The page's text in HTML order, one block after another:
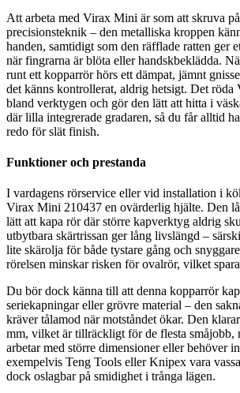
Att arbeta med Virax Mini är som att skruva
precisionsteknik – den metalliska kroppen
handen, samtidigt som den räfflade ratten ger
när fingrarna är blöta eller handskbeklädda.
runt ett kopparrör hörs ett dämpat, jämnt
det känns kontrollerat, aldrig hetsigt. Det röda
bland verktygen och gör den lätt att hitta i
där lilla integrerade gradaren, så du får alltid
redo för slät finish.
Funktioner och prestanda
I vardagens rörservice eller vid installation i
Virax Mini 210437 en ovärderlig hjälte. Den
lätt att kapa rör där större kapverktyg aldrig
utbytbara skärtrissan ger lång livslängd –
lite skärolja för både tystare gång och
rörelsen minskar risken för ovalrör, vilket
Du bör dock känna till att denna kopparrör
seriekapningar eller grövre material – den
kräver tålamod när motståndet ökar. Den
mm, vilket är tillräckligt för de flesta småjobb,
arbetar med större dimensioner eller behöver
exempelvis Teng Tools eller Knipex vara
dock oslagbar på smidighet i trånga lägen.